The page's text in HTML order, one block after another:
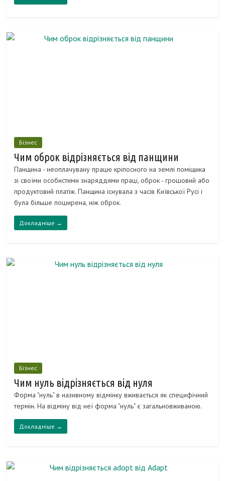
Бізнес
Чим оброк відрізняється від панщини
Панщина - неоплачувану працю кріпосного на землі поміщика
зі своїми особистими знаряддями праці, оброк - грошовий або
продуктовий платіж. Панщина існувала з часів Київської Русі і
була більше поширена, ніж оброк.
Докладніше →
Бізнес
Чим нуль відрізняється від нуля
Форма "нуль" в називному відмінку вживається як специфічний
термін. На відміну від неї форма "нуль" є загальновживаною.
Докладніше →